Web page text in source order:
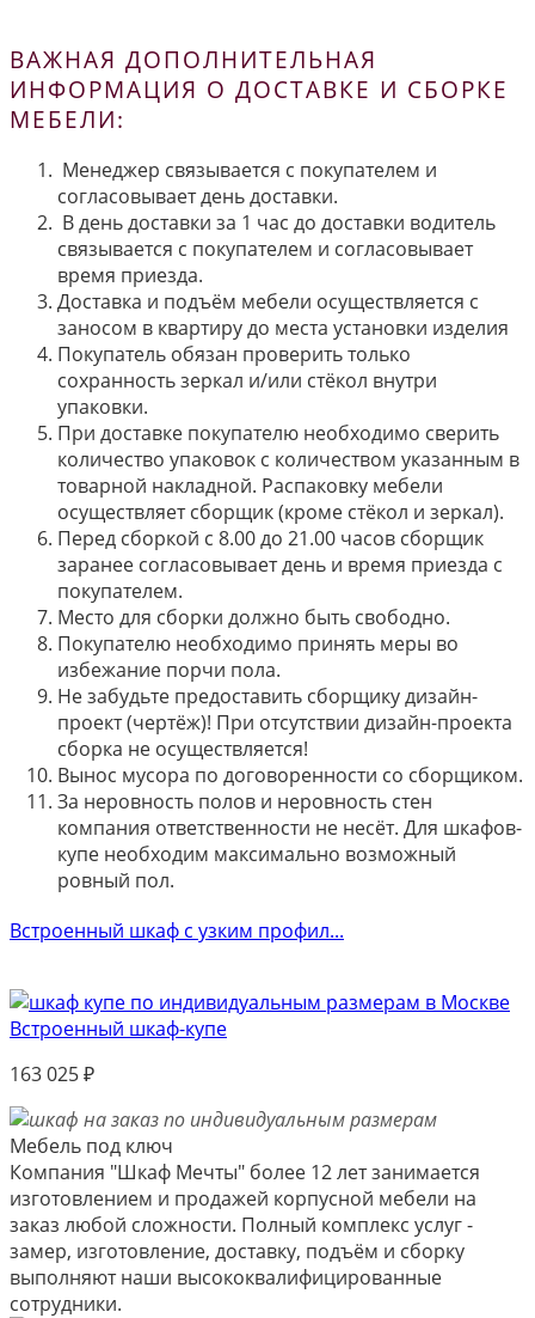
ВАЖНАЯ ДОПОЛНИТЕЛЬНАЯ
ИНФОРМАЦИЯ О ДОСТАВКЕ И СБОРКЕ
МЕБЕЛИ:
Менеджер связывается с покупателем и
согласовывает день доставки.
В день доставки за 1 час до доставки водитель
связывается с покупателем и согласовывает
время приезда.
Доставка и подъём мебели осуществляется с
заносом в квартиру до места установки изделия
Покупатель обязан проверить только
сохранность зеркал и/или стёкол внутри
упаковки.
При доставке покупателю необходимо сверить
количество упаковок с количеством указанным в
товарной накладной. Распаковку мебели
осуществляет сборщик (кроме стёкол и зеркал).
Перед сборкой с 8.00 до 21.00 часов сборщик
заранее согласовывает день и время приезда с
покупателем.
Место для сборки должно быть свободно.
Покупателю необходимо принять меры во
избежание порчи пола.
Не забудьте предоставить сборщику дизайн-
проект (чертёж)! При отсутствии дизайн-проекта
сборка не осуществляется!
Вынос мусора по договоренности со сборщиком.
За неровность полов и неровность стен
компания ответственности не несёт. Для шкафов-
купе необходим максимально возможный
ровный пол.
Встроенный шкаф с узким профил...
Встроенный шкаф-купе
163 025₽
Мебель под ключ
Компания "Шкаф Мечты" более 12 лет занимается
изготовлением и продажей корпусной мебели на
заказ любой сложности. Полный комплекс услуг -
замер, изготовление, доставку, подъём и сборку
выполняют наши высококвалифицированные
сотрудники.